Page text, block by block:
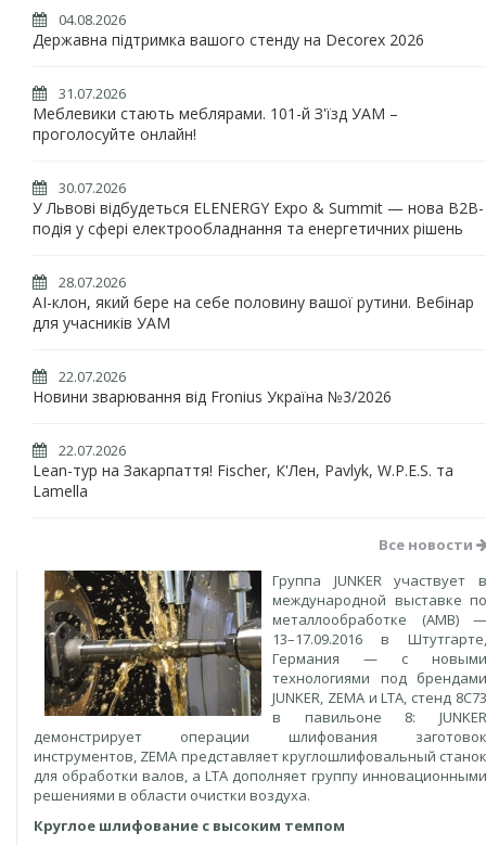
04.08.2026
Державна підтримка вашого стенду на Decorex 2026
31.07.2026
Меблевики стають меблярами. 101-й З'їзд УАМ –
проголосуйте онлайн!
30.07.2026
У Львові відбудеться ELENERGY Expo & Summit — нова B2B-
подія у сфері електрообладнання та енергетичних рішень
28.07.2026
AI-клон, який бере на себе половину вашої рутини. Вебінар
для учасників УАМ
22.07.2026
Новини зварювання від Fronius Україна №3/2026
22.07.2026
Lean-тур на Закарпаття! Fischer, К'Лен, Pavlyk, W.P.E.S. та
Lamella
Все новости
Группа JUNKER участвует в
международной выставке по
металлообработке (AMB) —
13–17.09.2016 в Штутгарте,
Германия — с новыми
технологиями под брендами
JUNKER, ZEMA и LTA, стенд 8C73
в павильоне 8: JUNKER
демонстрирует операции шлифования заготовок
инструментов, ZEMA представляет круглошлифовальный станок
для обработки валов, а LTA дополняет группу инновационными
решениями в области очистки воздуха.
Круглое шлифование с высоким темпом